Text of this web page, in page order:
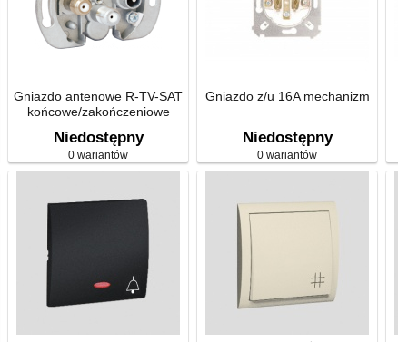
Gniazdo antenowe R-TV-SAT
końcowe/zakończeniowe
Niedostępny
0 wariantów
Gniazdo z/u 16A mechanizm
Niedostępny
0 wariantów